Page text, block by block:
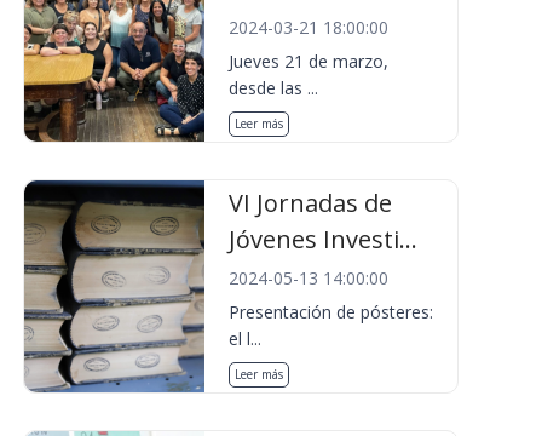
2024-03-21 18:00:00
Jueves 21 de marzo,
desde las ...
Leer más
VI Jornadas de
Jóvenes Investi...
2024-05-13 14:00:00
Presentación de pósteres:
el l...
Leer más